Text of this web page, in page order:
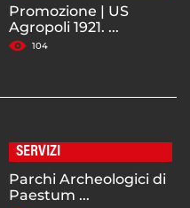
Promozione | US
Agropoli 1921. ...
104
SERVIZI
Parchi Archeologici di
Paestum ...